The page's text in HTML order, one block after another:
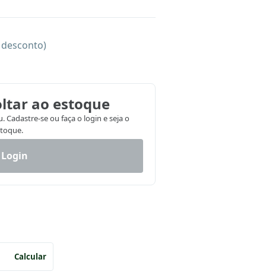
ao estoque
se ou faça o login e seja o
Calcular